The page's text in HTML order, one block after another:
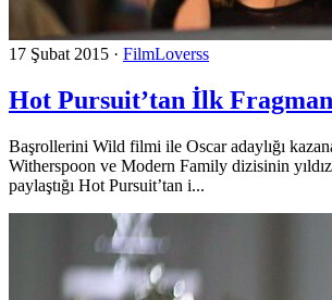
17 Şubat 2015 · FilmLoverss
Hot Pursuit’tan İlk Fragman
Başrollerini Wild filmi ile Oscar adaylığı
Witherspoon ve Modern Family dizisinin
paylaştığı Hot Pursuit’tan i...